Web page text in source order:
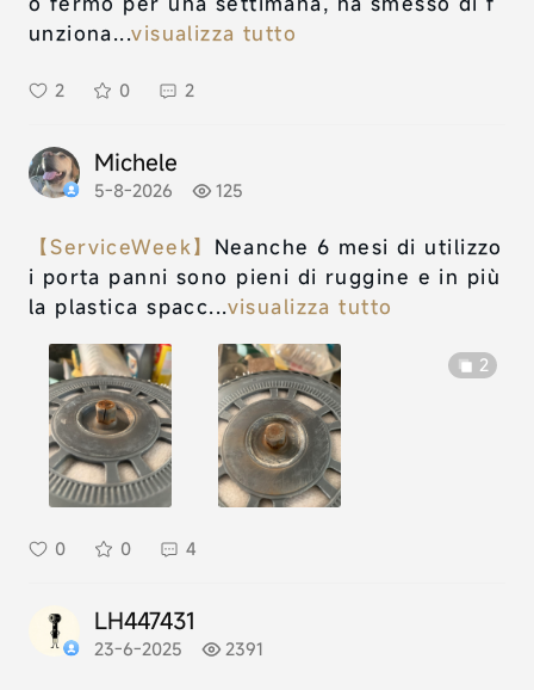
unziona...visualizza tutto
2 0 2
Michele
5-8-2026 125
【ServiceWeek】 Neanche 6 mesi di utilizzo
i porta panni sono pieni di ruggine e in più
la plastica spacc...visualizza tutto
2
0 0 4
LH447431
23-6-2025 2391